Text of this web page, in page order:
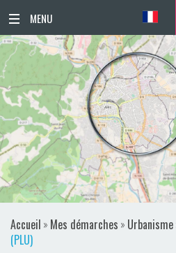
ACCUEIL
AGENDA
VIE
SORTIR /
Accueil » Mes démarches » Urbanisme
(PLU)